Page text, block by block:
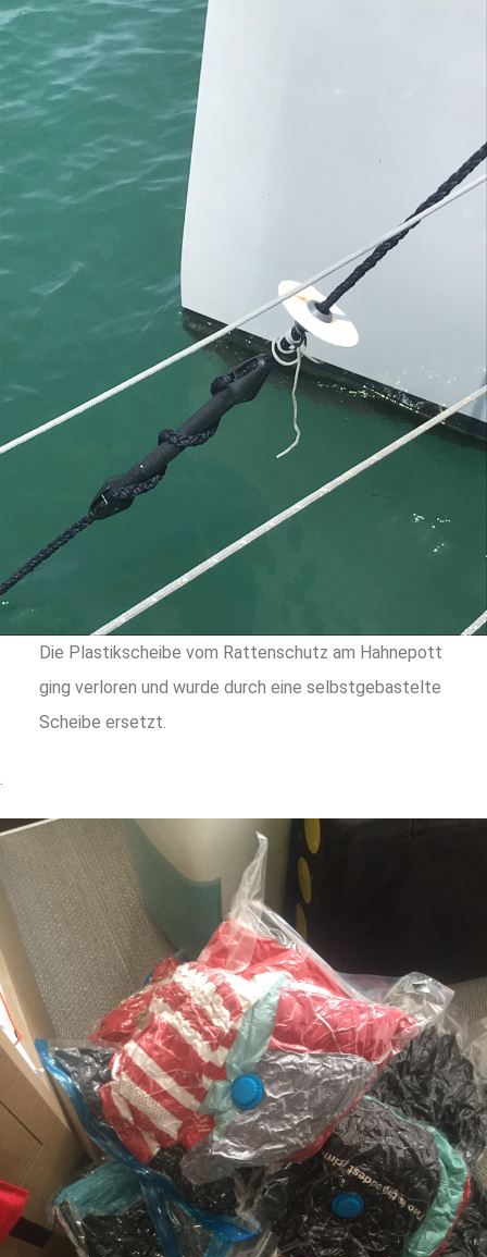
Die Plastikscheibe vom Rattenschutz am Hahnepott
ging verloren und wurde durch eine selbstgebastelte
Scheibe ersetzt.
.